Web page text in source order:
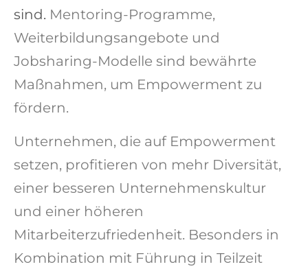
sind. Mentoring-Programme,
Weiterbildungsangebote und
Jobsharing-Modelle sind bewährte
Maßnahmen, um Empowerment zu
fördern.
Unternehmen, die auf Empowerment
setzen, profitieren von mehr Diversität,
einer besseren Unternehmenskultur
und einer höheren
Mitarbeiterzufriedenheit. Besonders in
Kombination mit Führung in Teilzeit